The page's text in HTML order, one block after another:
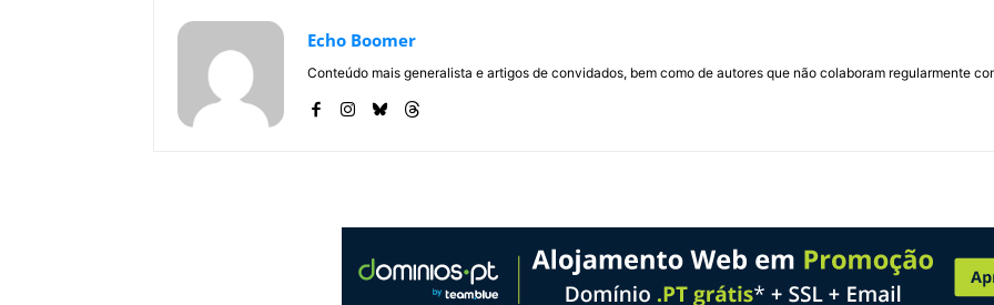
Echo Boomer
Conteúdo mais generalista e artigos de convidados, bem como de autores que não colaboram regularmente